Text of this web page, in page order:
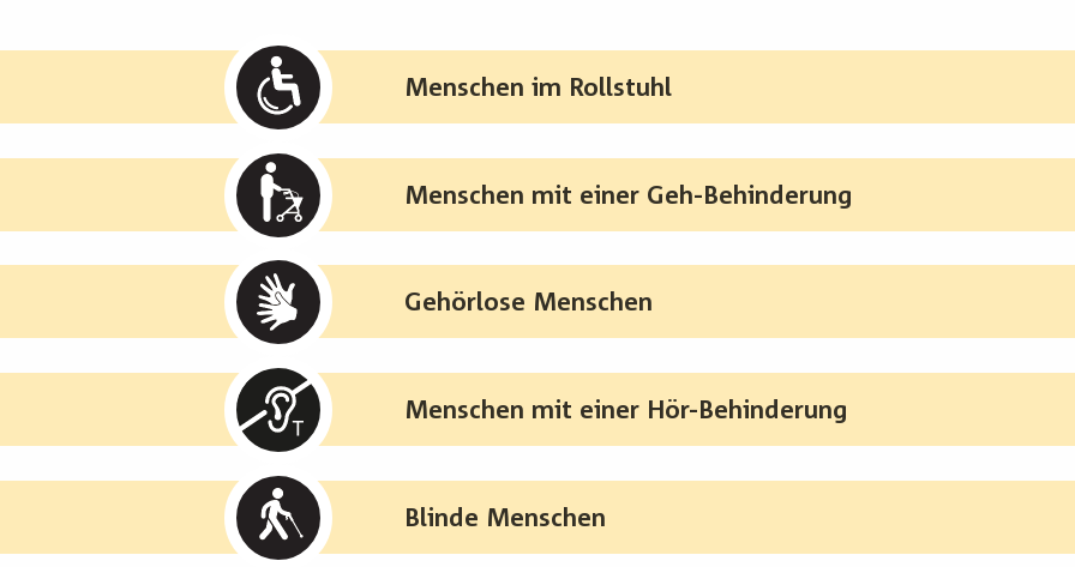
Menschen im Rollstuhl
Menschen mit einer Geh-Behinderung
Gehörlose Menschen
Menschen mit einer Hör-Behinderung
Blinde Menschen